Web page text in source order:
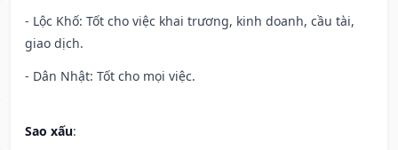
- Lộc Khố: Tốt cho việc khai trương, kinh doanh, cầu tài,
giao dịch.
- Dân Nhật: Tốt cho mọi việc.
Sao xấu: